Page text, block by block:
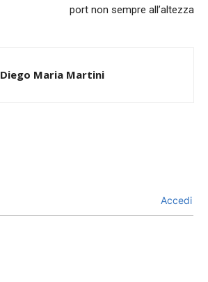
port non sempre all’altezza
Diego Maria Martini
Accedi